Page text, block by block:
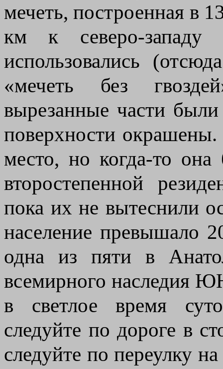
мечеть, построенная в
км к северо-западу
использовались
«мечеть без
вырезанные части
поверхности
место, но когда-то
второстепенной
пока их не вытеснили
население превышало
одна из пяти в
всемирного наследия
в светлое время
следуйте по дороге в
следуйте по переулку